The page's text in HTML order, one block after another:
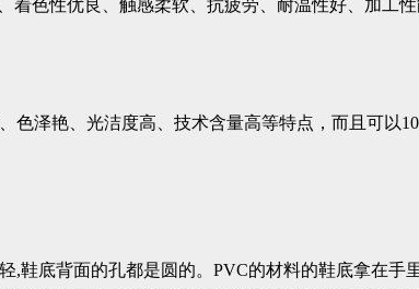
着色性优良、触感柔软、抗疲劳、耐温性好、加工
泽艳、光洁度高、技术含量高等特点，而且可以
,鞋底背面的孔都是圆的。PVC的材料的鞋底拿在